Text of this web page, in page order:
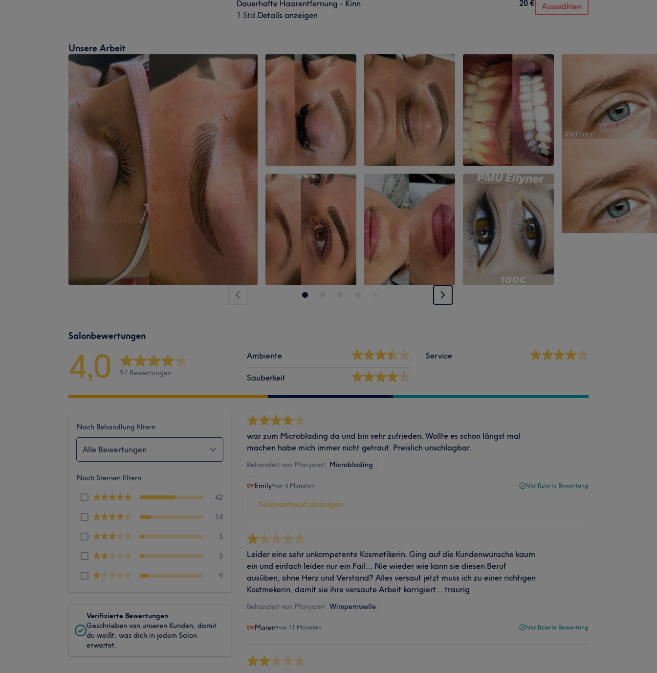
Dauerhafte Haarentfernung - Kinn
1 Std.Details anzeigen
20 € Auswählen
Unsere Arbeit
Salonbewertungen
4,0 97 Bewertungen
Ambiente
Sauberkeit
Service
Nach Behandlung filtern
Alle Bewertungen
Nach Sternen filtern
42
14
5
5
9
Verifizierte Bewertungen
Geschrieben von unseren Kunden, damit
du weißt, was dich in jedem Salon
erwartet.
war zum Microblading da und bin sehr zufrieden. Wollte es schon längst mal
machen habe mich immer nicht getraut. Preislich unschlagbar.
Behandelt von Maryam• Microblading
Emily•vor 6 Monaten Verifizierte Bewertung
Salonantwort anzeigen
Leider eine sehr unkompetente Kosmetikerin. Ging auf die Kundenwünsche kaum
ein und einfach leider nur ein Fail... Nie wieder wie kann sie diesen Beruf
ausüben, ohne Herz und Verstand? Alles versaut jetzt muss ich zu einer richtigen
Kostmekerin, damit sie ihre versaute Arbeit korrigiert... traurig
Behandelt von Maryam• Wimpernwelle
Maren•vor 11 Monaten Verifizierte Bewertung